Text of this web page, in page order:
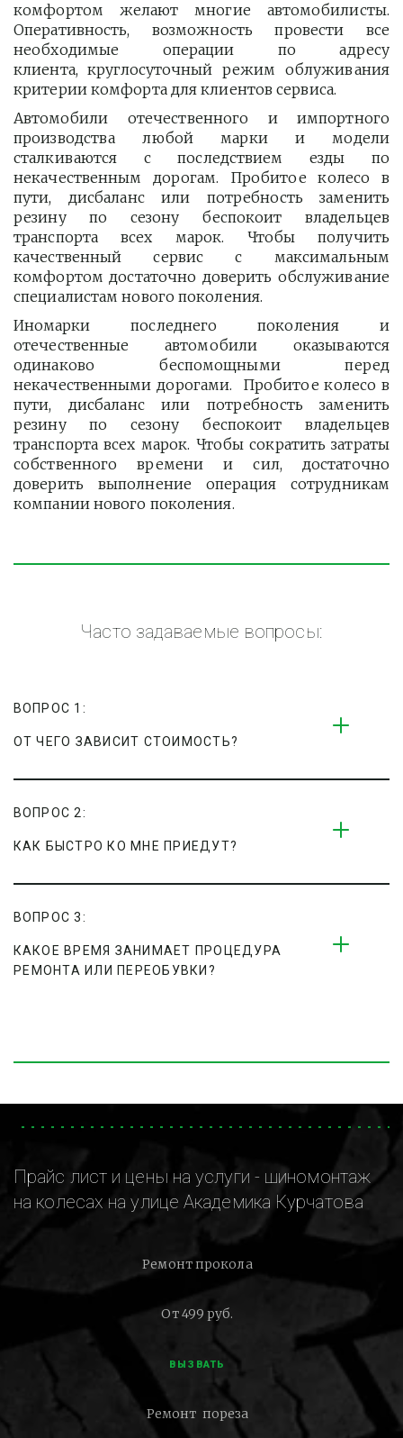
комфортом желают многие автомобилисты.
Оперативность, возможность провести все
необходимые операции по адресу
клиента, круглосуточный режим облуживания
критерии комфорта для клиентов сервиса.
Автомобили отечественного и импортного
производства любой марки и модели
сталкиваются с последствием езды по
некачественным дорогам. Пробитое колесо в
пути, дисбаланс или потребность заменить
резину по сезону беспокоит владельцев
транспорта всех марок. Чтобы получить
качественный сервис с максимальным
комфортом достаточно доверить обслуживание
специалистам нового поколения.
Иномарки последнего поколения и
отечественные автомобили оказываются
одинаково беспомощными перед
некачественными дорогами. Пробитое колесо в
пути, дисбаланс или потребность заменить
резину по сезону беспокоит владельцев
транспорта всех марок. Чтобы сократить затраты
собственного времени и сил, достаточно
доверить выполнение операция сотрудникам
компании нового поколения.
Часто задаваемые вопросы:
ВОПРОС 1:
ОТ ЧЕГО ЗАВИСИТ СТОИМОСТЬ?
ВОПРОС 2:
КАК БЫСТРО КО МНЕ ПРИЕДУТ?
ВОПРОС 3:
КАКОЕ ВРЕМЯ ЗАНИМАЕТ ПРОЦЕДУРА
РЕМОНТА ИЛИ ПЕРЕОБУВКИ?
Прайс лист и цены на услуги - шиномонтаж
на колесах на улице Академика Курчатова
Ремонт прокола
От 499 руб.
ВЫЗВАТЬ
Ремонт пореза